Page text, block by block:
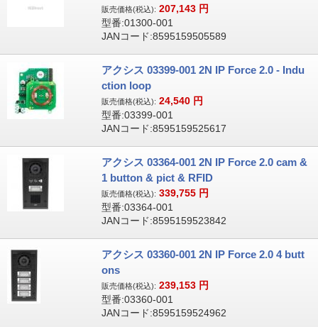
販売価格(税込): 207,143 円
型番:01300-001
JANコード:8595159505589
アクシス 03399-001 2N IP Force 2.0 - Indu
ction loop
販売価格(税込): 24,540 円
型番:03399-001
JANコード:8595159525617
アクシス 03364-001 2N IP Force 2.0 cam &
1 button & pict & RFID
販売価格(税込): 339,755 円
型番:03364-001
JANコード:8595159523842
アクシス 03360-001 2N IP Force 2.0 4 butt
ons
販売価格(税込): 239,153 円
型番:03360-001
JANコード:8595159524962